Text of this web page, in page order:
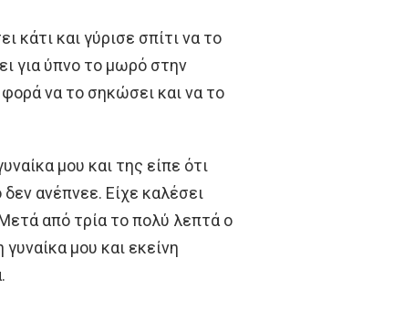
κάτι και γύρισε σπίτι να το
για ύπνο το μωρό στην
να το σηκώσει και να το
μου και της είπε ότι
ανέπνεε. Είχε καλέσει
από τρία το πολύ λεπτά ο
μου και εκείνη